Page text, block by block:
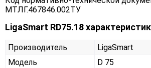
МТЛГ.467846.002ТУ
LigaSmart RD75.18
Производитель
LigaSmart
Модель
D 75